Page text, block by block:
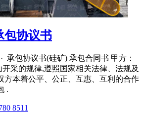
包协议书
承包协议书(硅矿) 承包合同书 甲方：
采的规律,遵照国家相关法律、法规及
方本着公平、公正、互惠、互利的合作
.
8511